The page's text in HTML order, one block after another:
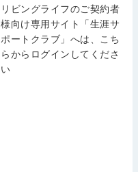
リビングライフのご契約者
様向け専用サイト「生涯サ
ポートクラブ」へは、こち
らからログインしてくださ
い